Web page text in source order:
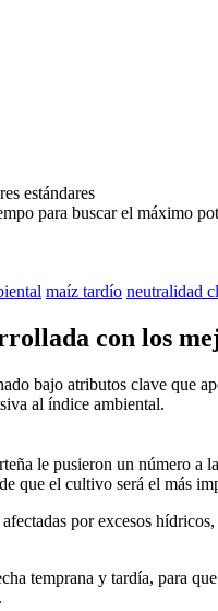
para buscar el máximo
maíz tardío neutralidad
con los
bajo atributos clave que
al índice ambiental.
le pusieron un número
que el cultivo será el más
por excesos
temprana y tardía, para